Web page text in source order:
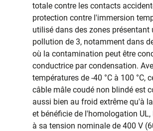
totale contre les contacts
protection contre l'immersion
utilisé dans des zones présentant
pollution de 3, notamment dans
où la contamination peut être
conductrice par condensation.
températures de -40 °C à 100 °C,
câble mâle coudé non blindé est
aussi bien au froid extrême qu'à
et bénéficie de l'homologation UL,
à sa tension nominale de 400 V